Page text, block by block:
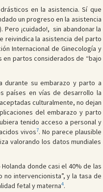
en la asistencia. Sí que
un progreso en la asistencia
¡cuidado!, sin abandonar la
reivindica la asistencia del parto
Internacional de Ginecología y
en partos considerados de “bajo
durante su embarazo y parto a
países en vías de desarrollo la
culturalmente, no dejan
del embarazo y parto
tenido acceso a personal y
vivos7. No parece plausible
valorando los datos mundiales
donde casi el 40% de las
no intervencionista”, y la tasa de
fetal y materna4.